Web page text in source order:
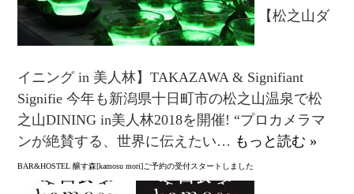
【松之山ダ
イニング in 美人林】TAKAZAWA & Signifiant
Signifie 今年も新潟県十日町市の松之山温泉で松
之山DINING in美人林2018を開催! “プロカメラマ
ンが絶賛する、世界に伝えたい… もっと読む »
BAR&HOSTEL 醸す森[kamosu mori]ご予約の受付スタートしました